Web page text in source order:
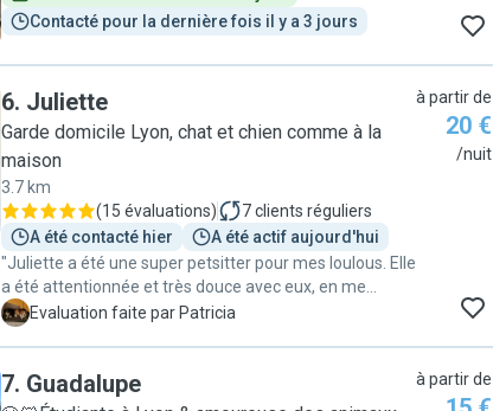
Contacté pour la dernière fois il y a 3 jours
6. Juliette
Garde domicile Lyon, chat et chien comme à la
maison
3.7 km
(15 évaluations) 7clients réguliers
A été contacté hier
A été actif aujourd'hui
"Juliette a été une super petsitter pour mes loulous. Elle
a été attentionnée et très douce avec eux, en me
tenant au courant régulièrement."
P Evaluation faite par Patricia
à partir de
20 €
/nuit
7. Guadalupe à partir de